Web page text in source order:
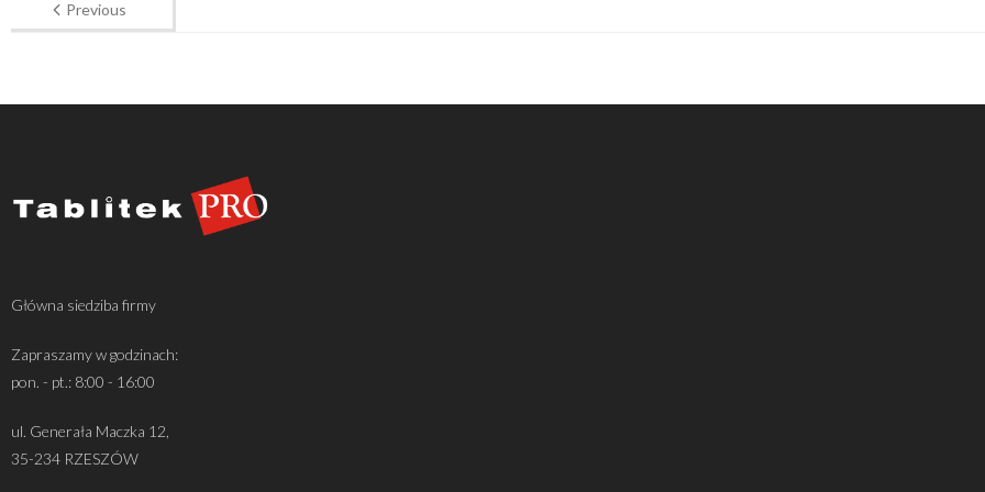
Previous
Główna siedziba firmy
Zapraszamy w godzinach:
pon. - pt.: 8:00 - 16:00
ul. Generała Maczka 12,
35-234 RZESZÓW